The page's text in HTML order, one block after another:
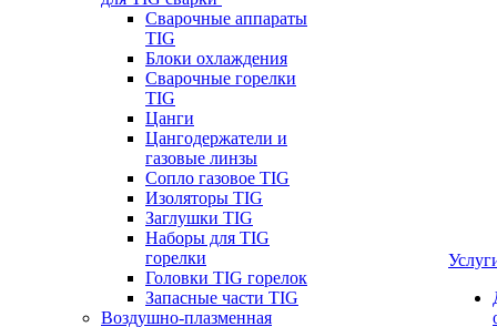
Сварочные аппараты
TIG
Блоки охлаждения
Сварочные горелки
TIG
Цанги
Цангодержатели и
газовые линзы
Сопло газовое TIG
Изоляторы TIG
Заглушки TIG
Наборы для TIG
горелки
Головки TIG горелок
Запасные части TIG
Воздушно-плазменная